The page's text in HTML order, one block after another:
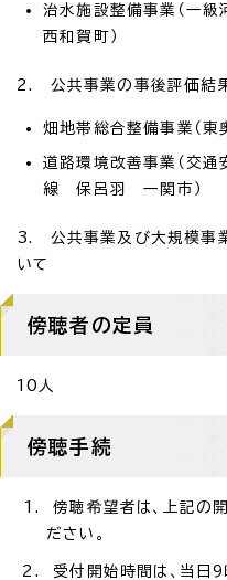
治水施設整備事業（一
西和賀町）
2. 公共事業の事後評価結
畑地帯総合整備事業（東
道路環境改善事業（交通
線 保呂羽 一関市）
3. 公共事業及び大規模事
いて
傍聴者の定員
10人
傍聴手続
傍聴希望者は、上記の
ださい。
受付開始時間は、当日9